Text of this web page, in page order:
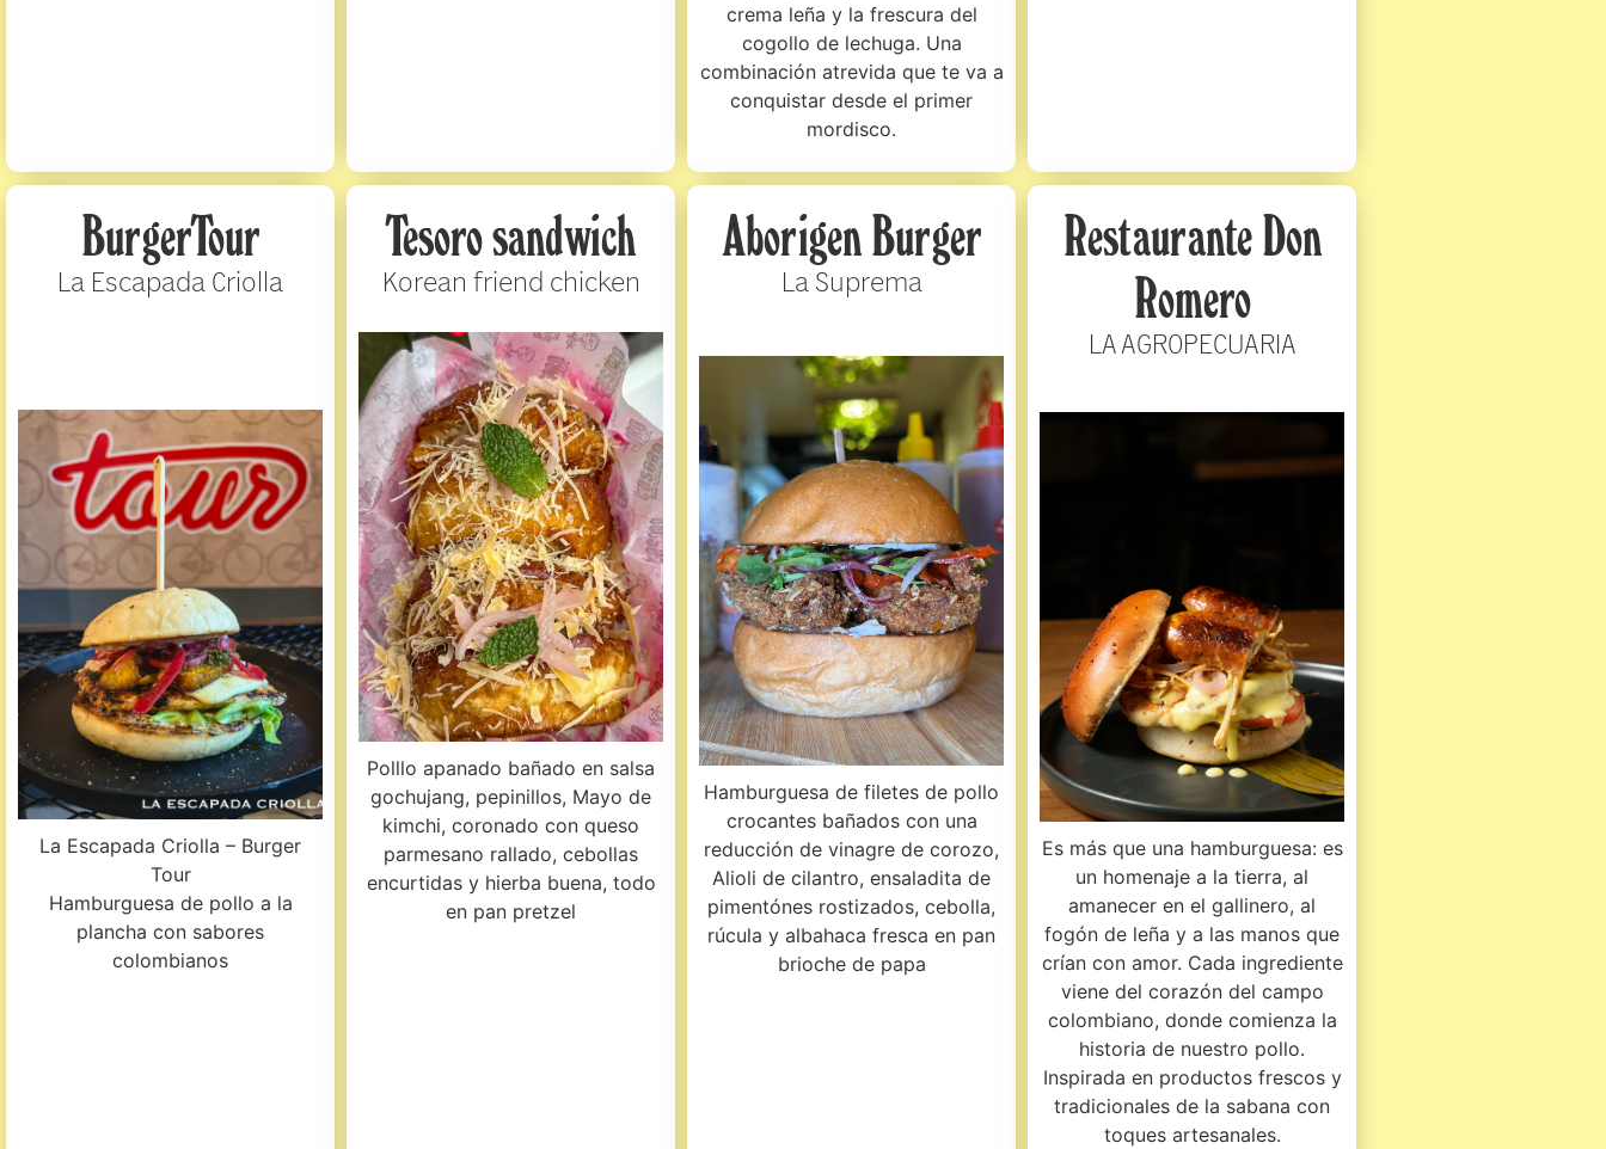
crema leña y la frescura del
cogollo de lechuga. Una
combinación atrevida que te va a
conquistar desde el primer
mordisco.
BurgerTour
La Escapada Criolla
La Escapada Criolla – Burger
Tour
Hamburguesa de pollo a la
plancha con sabores
colombianos
Tesoro sandwich
Korean friend chicken
Polllo apanado bañado en salsa
gochujang, pepinillos, Mayo de
kimchi, coronado con queso
parmesano rallado, cebollas
encurtidas y hierba buena, todo
en pan pretzel
Aborigen Burger
La Suprema
Hamburguesa de filetes de pollo
crocantes bañados con una
reducción de vinagre de corozo,
Alioli de cilantro, ensaladita de
pimentónes rostizados, cebolla,
rúcula y albahaca fresca en pan
brioche de papa
Restaurante Don
Romero
LA AGROPECUARIA
Es más que una hamburguesa: es
un homenaje a la tierra, al
amanecer en el gallinero, al
fogón de leña y a las manos que
crían con amor. Cada ingrediente
viene del corazón del campo
colombiano, donde comienza la
historia de nuestro pollo.
Inspirada en productos frescos y
tradicionales de la sabana con
toques artesanales.